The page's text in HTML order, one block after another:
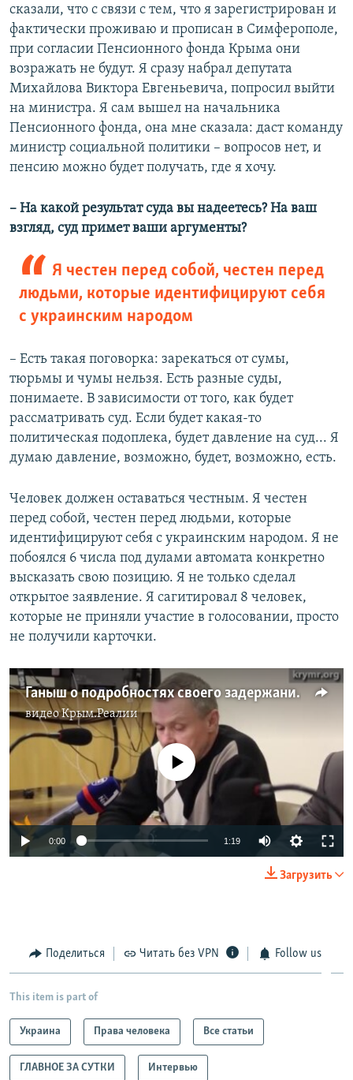
сказали, что с связи с тем, что я зарегистрирован и
фактически проживаю и прописан в Симферополе,
при согласии Пенсионного фонда Крыма они
возражать не будут. Я сразу набрал депутата
Михайлова Виктора Евгеньевича, попросил выйти
на министра. Я сам вышел на начальника
Пенсионного фонда, она мне сказала: даст команду
министр социальной политики – вопросов нет, и
пенсию можно будет получать, где я хочу.
– На какой результат суда вы надеетесь? На ваш
взгляд, суд примет ваши аргументы?
Я честен перед собой, честен перед
людьми, которые идентифицируют себя
с украинским народом
– Есть такая поговорка: зарекаться от сумы,
тюрьмы и чумы нельзя. Есть разные суды,
понимаете. В зависимости от того, как будет
рассматривать суд. Если будет какая-то
политическая подоплека, будет давление на суд... Я
думаю давление, возможно, будет, возможно, есть.
Человек должен оставаться честным. Я честен
перед собой, честен перед людьми, которые
идентифицируют себя с украинским народом. Я не
побоялся 6 числа под дулами автомата конкретно
высказать свою позицию. Я не только сделал
открытое заявление. Я сагитировал 8 человек,
которые не приняли участие в голосовании, просто
не получили карточки.
Ганыш о подробностях своего задержания
видеоКрым.Реалии
No media source currently available
0:00 1:19
Загрузить
Поделиться Читать без VPN Follow us
This item is part of
Украина Права человека Все статьи
ГЛАВНОЕ ЗА СУТКИ Интервью